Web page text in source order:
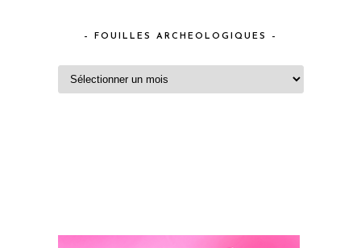
– FOUILLES ARCHEOLOGIQUES –